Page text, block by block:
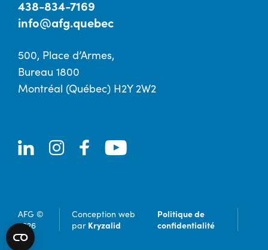
438-834-7169
info@afg.quebec
500, Place d’Armes,
Bureau 1800
Montréal (Québec) H2Y 2W2
AFG ©
2026
Conception web
par Kryzalid
Politique de
confidentialité